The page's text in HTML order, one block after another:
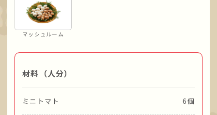
マッシュルーム
材料（人分）
ミニトマト 6個